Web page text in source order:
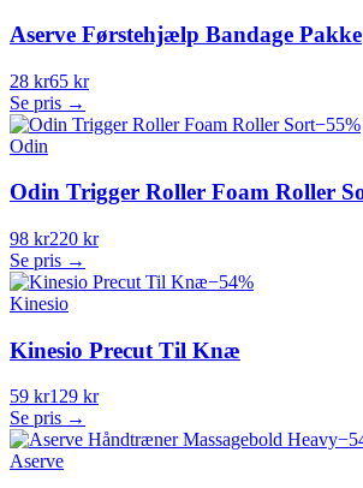
Aserve Førstehjælp Bandage Pakke
28 kr65 kr
Se pris →
−55%
Odin
Odin Trigger Roller Foam Roller
98 kr220 kr
Se pris →
−54%
Kinesio
Kinesio Precut Til Knæ
59 kr129 kr
Se pris →
−
Aserve